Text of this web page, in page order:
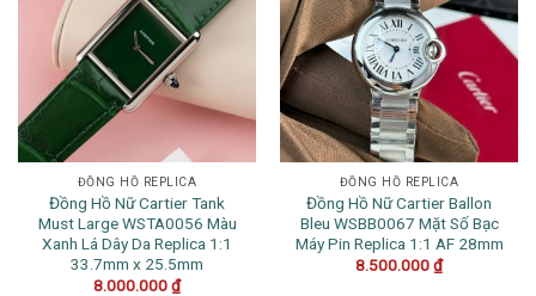
ĐỒNG HỒ REPLICA
Đồng Hồ Nữ Cartier Tank
Must Large WSTA0056 Màu
Xanh Lá Dây Da Replica 1:1
33.7mm x 25.5mm
8.000.000₫
ĐỒNG HỒ REPLICA
Đồng Hồ Nữ Cartier Ballon
Bleu WSBB0067 Mặt Số Bạc
Máy Pin Replica 1:1 AF 28mm
8.500.000₫